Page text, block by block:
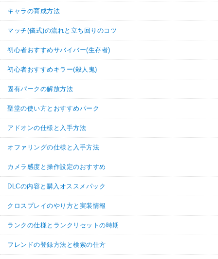
キャラの育成方法
マッチ(儀式)の流れと立ち回りのコツ
初心者おすすめサバイバー(生存者)
初心者おすすめキラー(殺人鬼)
固有パークの解放方法
聖堂の使い方とおすすめパーク
アドオンの仕様と入手方法
オファリングの仕様と入手方法
カメラ感度と操作設定のおすすめ
DLCの内容と購入オススメパック
クロスプレイのやり方と実装情報
ランクの仕様とランクリセットの時期
フレンドの登録方法と検索の仕方